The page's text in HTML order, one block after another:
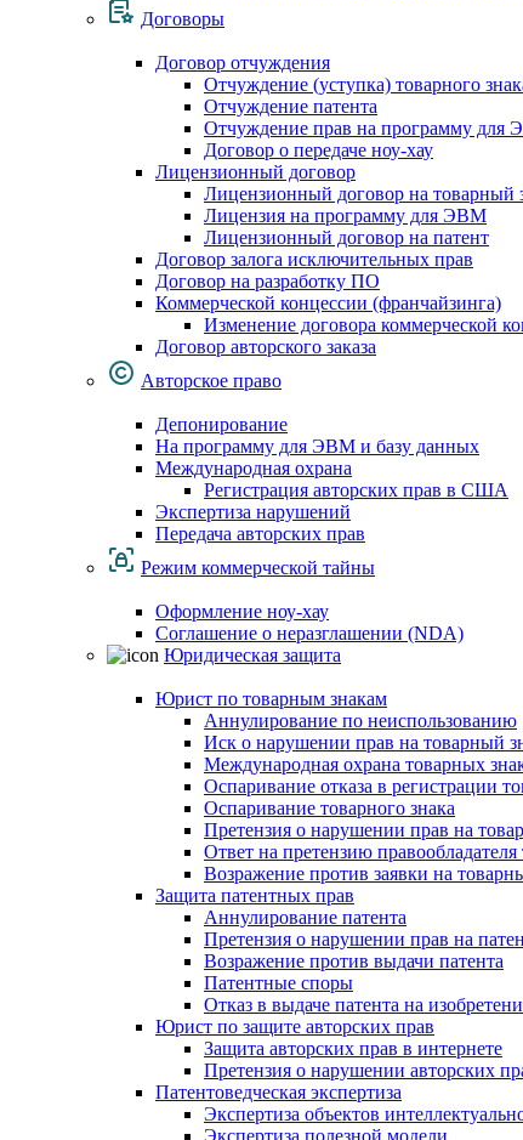
Договоры
Договор отчуждения
Отчуждение (уступка) товарного
Отчуждение патента
Отчуждение прав на программу для
Договор о передаче ноу-хау
Лицензионный договор
Лицензионный договор на товарный
Лицензия на программу для ЭВМ
Лицензионный договор на патент
Договор залога исключительных прав
Договор на разработку ПО
Коммерческой концессии (франчайзинга)
Изменение договора коммерческой
Договор авторского заказа
Авторское право
Депонирование
На программу для ЭВМ и базу данных
Международная охрана
Регистрация авторских прав в США
Экспертиза нарушений
Передача авторских прав
Режим коммерческой тайны
Оформление ноу-хау
Соглашение о неразглашении (NDA)
Юридическая защита
Юрист по товарным знакам
Аннулирование по неиспользованию
Иск о нарушении прав на товарный
Международная охрана товарных
Оспаривание отказа в регистрации
Оспаривание товарного знака
Претензия о нарушении прав на
Ответ на претензию правообладателя
Возражение против заявки на
Защита патентных прав
Аннулирование патента
Претензия о нарушении прав на
Возражение против выдачи патента
Патентные споры
Отказ в выдаче патента на
Юрист по защите авторских прав
Защита авторских прав в интернете
Претензия о нарушении авторских
Патентоведческая экспертиза
Экспертиза объектов
Экспертиза полезной модели